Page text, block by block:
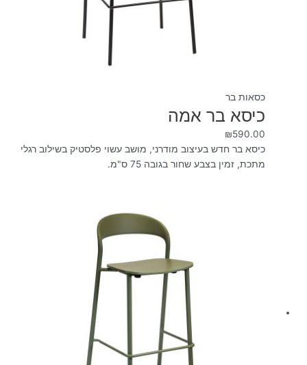
כסאות בר
כיסא בר אמה
₪590.00
כיסא בר חדש בעיצוב מודרני, מושב עשוי פלסטיק בשילוב רגלי
מתכת, זמין בצבע שחור בגובה 75 ס"מ.